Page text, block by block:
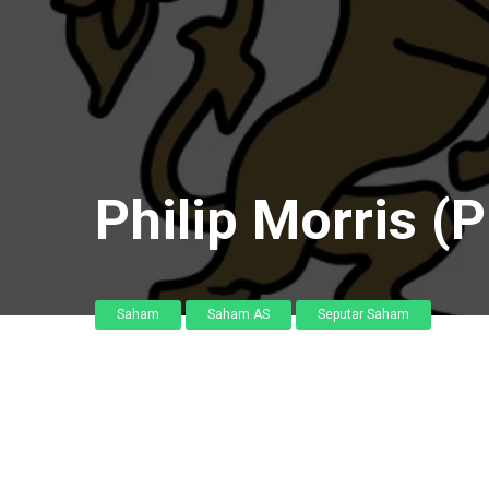
Philip Morris
Saham Saham AS Seputar Saham